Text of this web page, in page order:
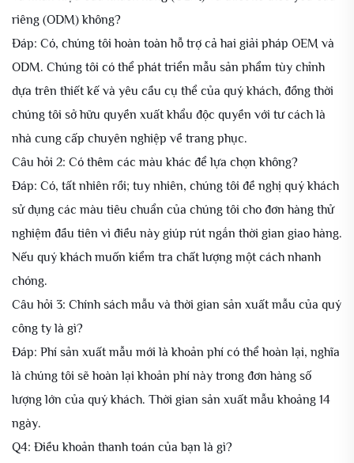
riêng (ODM) không?
Đáp: Có, chúng tôi hoàn toàn hỗ trợ cả hai giải pháp OEM và
ODM. Chúng tôi có thể phát triển mẫu sản phẩm tùy chỉnh
dựa trên thiết kế và yêu cầu cụ thể của quý khách, đồng thời
chúng tôi sở hữu quyền xuất khẩu độc quyền với tư cách là
nhà cung cấp chuyên nghiệp về trang phục.
Câu hỏi 2: Có thêm các màu khác để lựa chọn không?
Đáp: Có, tất nhiên rồi; tuy nhiên, chúng tôi đề nghị quý khách
sử dụng các màu tiêu chuẩn của chúng tôi cho đơn hàng thử
nghiệm đầu tiên vì điều này giúp rút ngắn thời gian giao hàng.
Nếu quý khách muốn kiểm tra chất lượng một cách nhanh
chóng.
Câu hỏi 3: Chính sách mẫu và thời gian sản xuất mẫu của quý
công ty là gì?
Đáp: Phí sản xuất mẫu mới là khoản phí có thể hoàn lại, nghĩa
là chúng tôi sẽ hoàn lại khoản phí này trong đơn hàng số
lượng lớn của quý khách. Thời gian sản xuất mẫu khoảng 14
ngày.
Q4: Điều khoản thanh toán của bạn là gì?